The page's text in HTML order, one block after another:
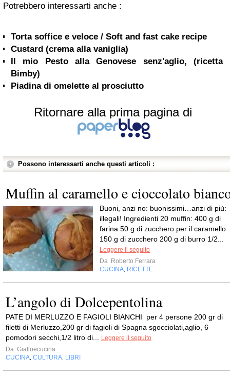
Potrebbero interessarti anche :
Torta soffice e veloce / Soft and fast cake recipe
Custard (crema alla vaniglia)
Il mio Pesto alla Genovese senz'aglio, (ricetta
Bimby)
Piadina di omelette al prosciutto
Ritornare alla prima pagina di
Possono interessarti anche questi articoli :
Muffin al caramello e cioccolato
Buoni, anzi no: buonissimi…anzi di più:
illegali! Ingredienti 20 muffin: 400 g di
farina 50 g di zucchero per il caramello
150 g di zucchero 200 g di burro 1/2...
Leggere il seguito
Da Roberto Ferrara
CUCINA RICETTE
L’angolo di Dolcepentolina
PATE DI MERLUZZO E FAGIOLI BIANCHI per 4 persone 200 gr di
filetti di Merluzzo,200 gr di fagioli di Spagna sgocciolati,aglio, 6
pomodori secchi,1/2 litro di...
Leggere il seguito
Da Gialloecucina
CUCINA CULTURA LIBRI